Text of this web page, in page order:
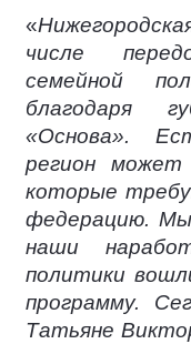
«
числе
семейной
благодаря
«Основа».
регион может
которые
федерацию.
наши
политики
программу.
Татьяне